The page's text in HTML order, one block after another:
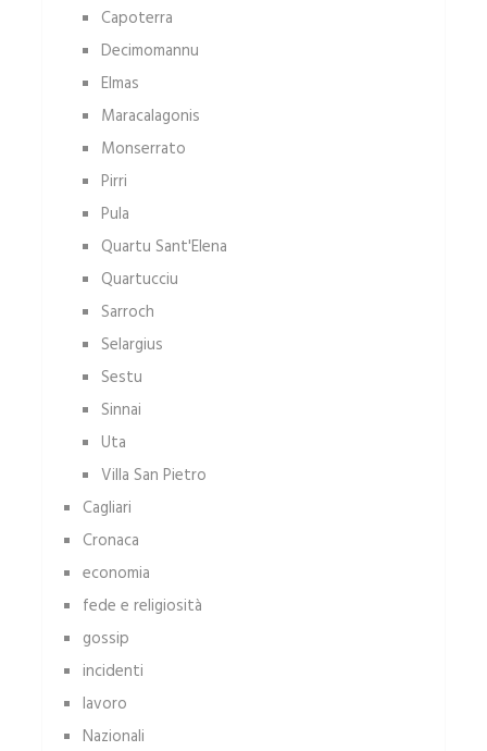
Capoterra
Decimomannu
Elmas
Maracalagonis
Monserrato
Pirri
Pula
Quartu Sant'Elena
Quartucciu
Sarroch
Selargius
Sestu
Sinnai
Uta
Villa San Pietro
Cagliari
Cronaca
economia
fede e religiosità
gossip
incidenti
lavoro
Nazionali